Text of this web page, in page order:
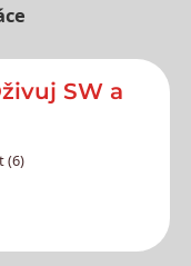
SW a
(6)